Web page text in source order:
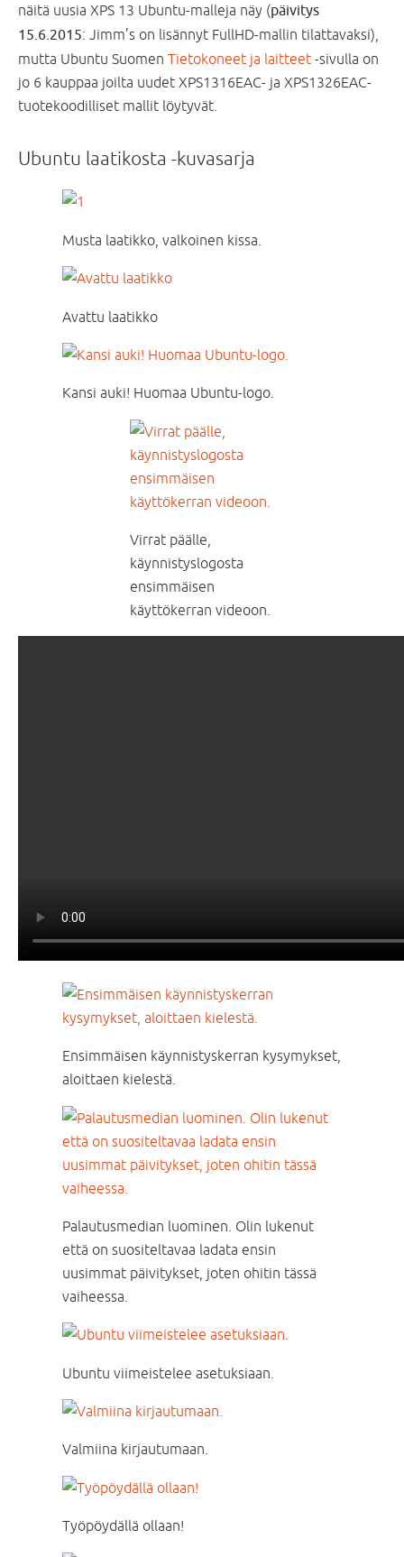
näitä uusia XPS 13 Ubuntu-malleja näy (päivitys
15.6.2015: Jimm’s on lisännyt FullHD-mallin tilattavaksi),
mutta Ubuntu SuomenTietokoneet ja laitteet -sivulla on
jo 6 kauppaa joilta uudet XPS1316EAC- ja XPS1326EAC-
tuotekoodilliset mallit löytyvät.
Ubuntu laatikosta -kuvasarja
Musta laatikko, valkoinen kissa.
Avattu laatikko
Kansi auki! Huomaa Ubuntu-logo.
Virrat päälle,
käynnistyslogosta
ensimmäisen
käyttökerran videoon.
Ensimmäisen käynnistyskerran kysymykset,
aloittaen kielestä.
Palautusmedian luominen. Olin lukenut
että on suositeltavaa ladata ensin
uusimmat päivitykset, joten ohitin tässä
vaiheessa.
Ubuntu viimeistelee asetuksiaan.
Valmiina kirjautumaan.
Työpöydällä ollaan!